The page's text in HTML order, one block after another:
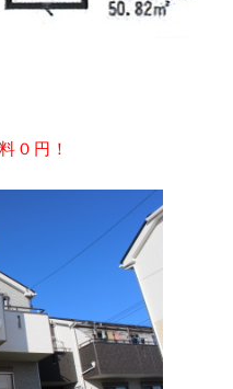
０円！